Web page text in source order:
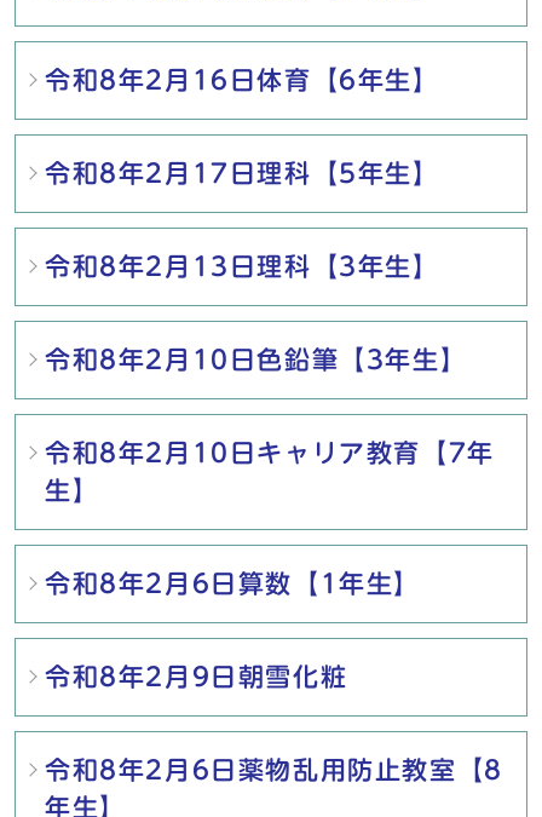
令和8年2月16日体育【6年生】
令和8年2月17日理科【5年生】
令和8年2月13日理科【3年生】
令和8年2月10日色鉛筆【3年生】
令和8年2月10日キャリア教育【7年
生】
令和8年2月6日算数【1年生】
令和8年2月9日朝雪化粧
令和8年2月6日薬物乱用防止教室【8
年生】